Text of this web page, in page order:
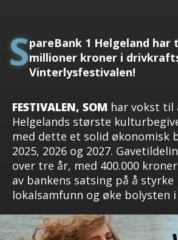
SpareBank 1 Helgeland har
millioner kroner i
Vinterlysfestivalen!
FESTIVALEN, SOM har vokst til
Helgelands største
med dette et solid økonomisk
2025, 2026 og 2027.
over tre år, med 400.000
av bankens satsing på å
lokalsamfunn og øke bolysten